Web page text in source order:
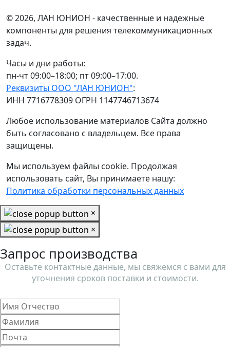
© 2026, ЛАН ЮНИОН - качественные и надежные
компоненты для решения телекоммуникационных
задач.
Часы и дни работы:
пн-чт 09:00–18:00; пт 09:00–17:00.
Реквизиты ООО "ЛАН ЮНИОН":
ИНН 7716778309 ОГРН 1147746713674
Любое использование материалов Сайта должно
быть согласовано с владельцем. Все права
защищены.
Мы используем файлы cookie. Продолжая
использовать сайт, Вы принимаете нашу:
Политика обработки персональных данных
×
×
Запрос производства
Оставьте контактные данные, мы свяжемся с вами для
уточнения сроков поставки и стоимости.